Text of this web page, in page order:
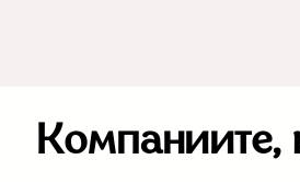
Компаниите,